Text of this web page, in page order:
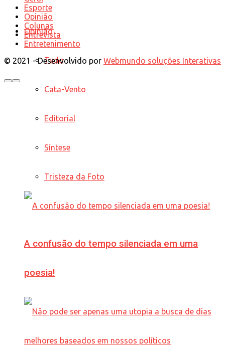
Opinião
Tudo
Cata-Vento
Editorial
Síntese
Tristeza da Foto
A confusão do tempo silenciada em uma
poesia!
Esporte
Opinião
Colunas
Entrevista
Entretenimento
© 2021 - Desenvolvido por Webmundo soluções Interativas